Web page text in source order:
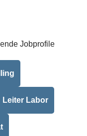
Jobprofile
Leiter Labor